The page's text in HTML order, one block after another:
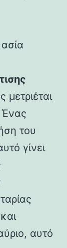
μετριέται
Ένας
του
γίνει
αυτό